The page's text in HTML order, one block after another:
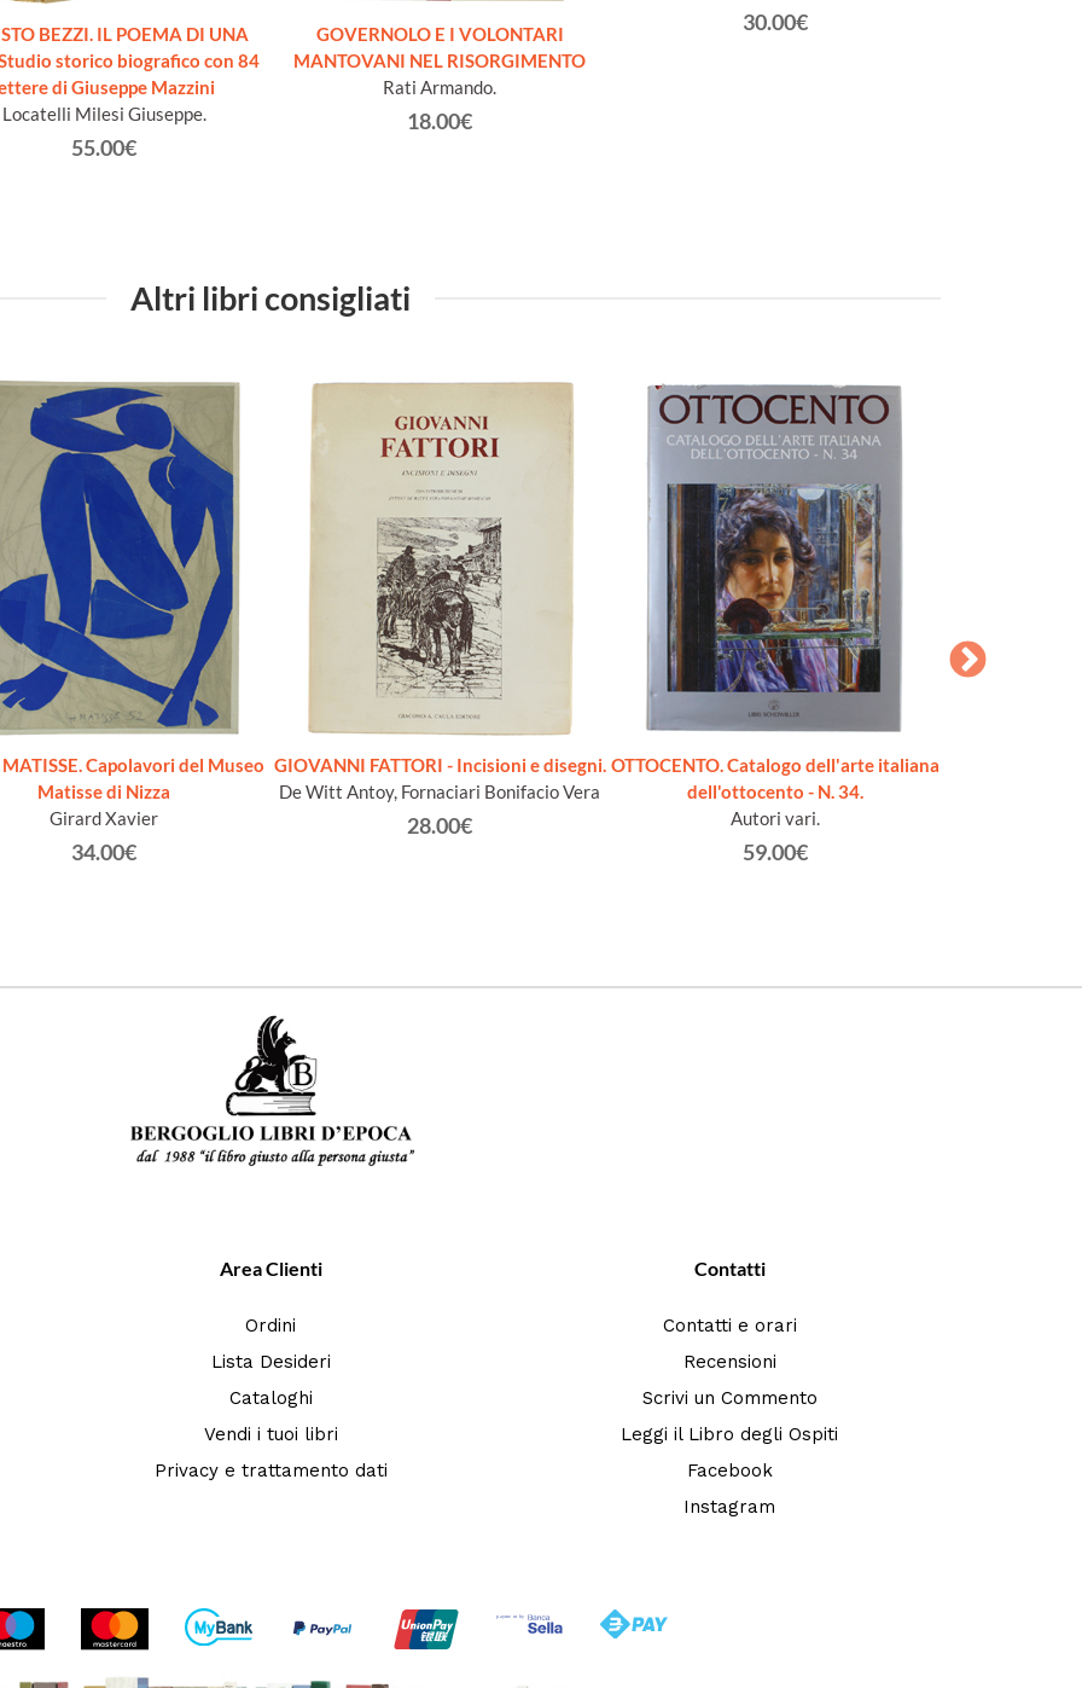
BEZZI. IL POEMA DI UNA
storico biografico con 84
di Giuseppe Mazzini
Locatelli Milesi Giuseppe.
55.00€
GOVERNOLO E I VOLONTARI
MANTOVANI NEL RISORGIMENTO
Rati Armando.
18.00€
30.00€
Altri libri consigliati
Capolavori del Museo
Matisse di Nizza
Girard Xavier
34.00€
GIOVANNI FATTORI - Incisioni e disegni.
De Witt Antoy, Fornaciari Bonifacio Vera
28.00€
OTTOCENTO. Catalogo dell'arte italiana
dell'ottocento - N. 34.
Autori vari.
59.00€
Area Clienti
Ordini
Lista Desideri
Cataloghi
Vendi i tuoi libri
Privacy e trattamento dati
Contatti
Contatti e orari
Recensioni
Scrivi un Commento
Leggi il Libro degli Ospiti
Facebook
Instagram